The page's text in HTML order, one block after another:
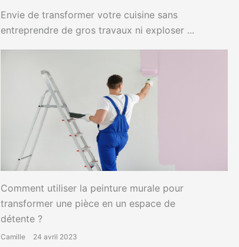
Envie de transformer votre cuisine sans
entreprendre de gros travaux ni exploser ...
Comment utiliser la peinture murale pour
transformer une pièce en un espace de
détente ?
Camille 24 avril 2023